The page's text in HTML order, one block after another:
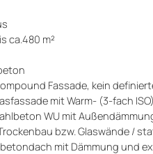
ca.480 m²
Fassade, kein
mit Warm- (3-fach
WU mit
bzw. Glaswände /
mit Dämmung und